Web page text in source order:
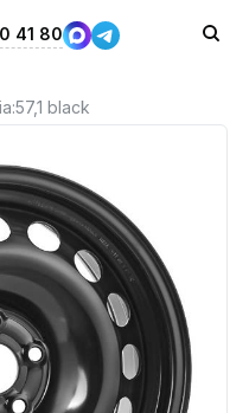
41 80
black